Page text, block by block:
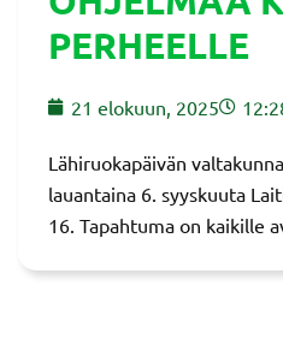
PERHEELLE
21 elokuun, 2025
Lähiruokapäivän
lauantaina 6. syyskuuta
16. Tapahtuma on kaikille